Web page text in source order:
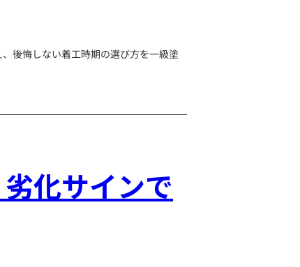
後悔しない着工時期の選び方を一級塗
化サインで